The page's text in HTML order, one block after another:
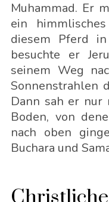
Muhammad. Er
ein
diesem Pferd
besuchte er
seinem Weg
Sonnenstrahlen
Dann sah er nur
Boden, von
nach oben
Buchara und